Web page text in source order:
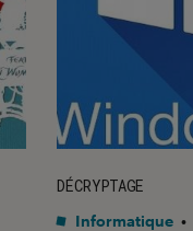
DÉCRYPTAGE
Informatique •